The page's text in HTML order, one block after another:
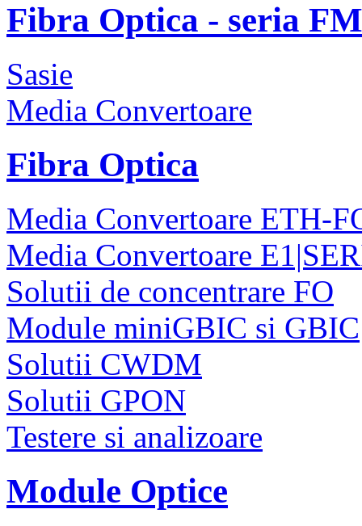
Fibra Optica - seria
Sasie
Media Convertoare
Fibra Optica
Media Convertoare ETH-
Media Convertoare
Solutii de concentrare FO
Module miniGBIC si GBIC
Solutii CWDM
Solutii GPON
Testere si analizoare
Module Optice